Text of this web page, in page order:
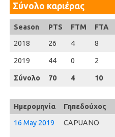
Σύνολο καριέρας
Season
2018
2019
Σύνολο
Season PTS FTM FTA
2018
26 4 8
2019 44 0 2
Σύνολο 70 4 10
Ημερομηνία Γηπεδούχος
16 May 2019
CAPUANO